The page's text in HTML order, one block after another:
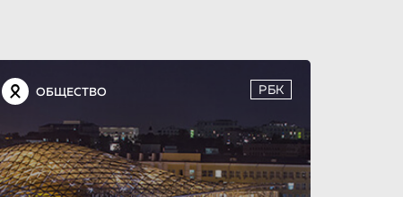
ОБЩЕСТВО РБК